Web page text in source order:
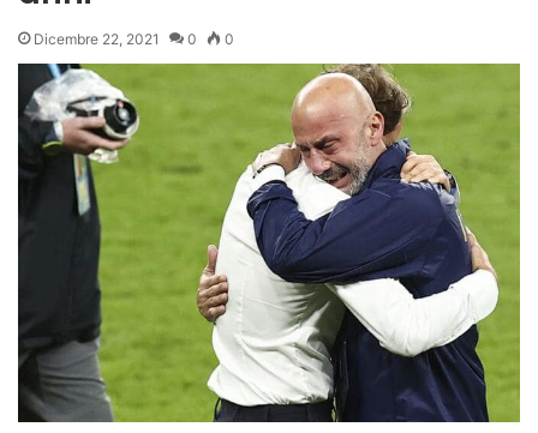
Dicembre 22, 2021 0 0